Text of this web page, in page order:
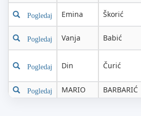
Pogledaj Emina Škorić
Pogledaj Vanja Babić
Pogledaj Din Čurić
Pogledaj MARIO BARBARIĆ